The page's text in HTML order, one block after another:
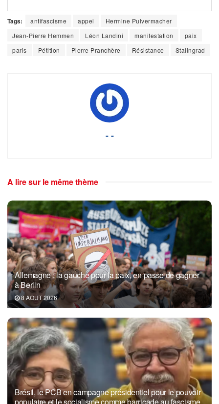
Tags: antifascisme appel
Hermine Pulvermacher
Jean-Pierre Hemmen
Léon Landini manifestation
paix
paris
Pétition Pierre Pranchère Résistance Stalingrad
- -
A lire sur le même thème
Allemagne : la gauche pour la paix, en passe de gagner
à Berlin
8 AOÛT 2026
Brésil, le PCB en campagne présidentiel pour le pouvoir
populaire et le socialisme comme barricade au fascisme